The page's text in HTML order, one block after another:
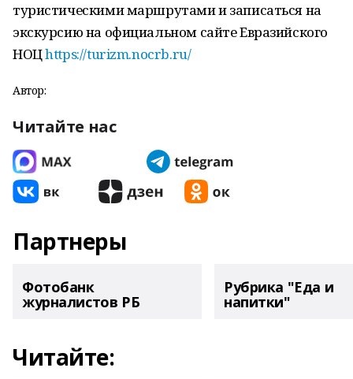
туристическими маршрутами и записаться на
экскурсию на официальном сайте Евразийского
НОЦhttps://turizm.nocrb.ru/
Автор:
Читайте нас
Партнеры
Фотобанк
журналистов РБ
Рубрика "Еда и
напитки"
Читайте: